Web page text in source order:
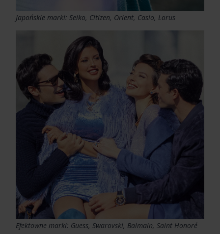
Japońskie marki: Seiko, Citizen, Orient, Casio, Lorus
Efektowne marki: Guess, Swarovski, Balmain, Saint Honoré